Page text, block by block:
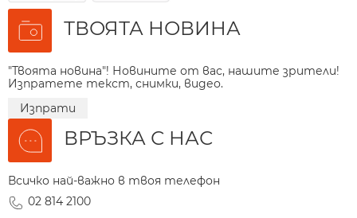
ТВОЯТА НОВИНА
"Твоята новина"! Новините от вас, нашите зрители!
Изпратете текст, снимки, видео.
Изпрати
ВРЪЗКА С НАС
Всичко най-важно в твоя телефон
02 814 2100